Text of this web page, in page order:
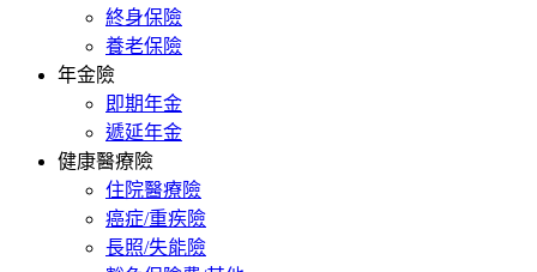
終身保險
養老保險
年金險
即期年金
遞延年金
健康醫療險
住院醫療險
癌症/重疾險
長照/失能險